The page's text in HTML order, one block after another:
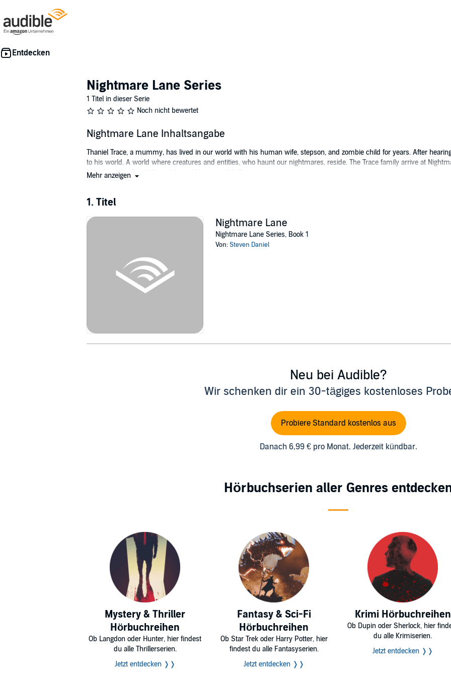
Nightmare Lane Series
1 Titel in dieser Serie
Noch nicht bewertet
Nightmare Lane Inhaltsangabe
Thaniel Trace, a mummy, has lived in our world with his human wife, stepson, and zombie child for years. After
to his world. A world where creatures and entities, who haunt our nightmares, reside. The Trace family arrive at
neighbors like Frank Stein, Alucard Vamp, and G. Reaper.
Mehr anzeigen
1. Titel
Nightmare Lane
Nightmare Lane Series, Book 1
Von:Steven Daniel
Neu bei Audible?
Wir schenken dir ein 30-tägiges kostenloses
Probiere Standard kostenlos aus
Danach 6,99 € pro Monat. Jederzeit kündbar.
Hörbuchserien aller Genres
Mystery & Thriller
Hörbuchreihen
Ob Langdon oder Hunter, hier findest
du alle Thrillerserien.
Jetzt entdecken ❭❭
Fantasy & Sci-Fi
Hörbuchreihen
Ob Star Trek oder Harry Potter, hier
findest du alle Fantasyserien.
Jetzt entdecken ❭❭
Krimi Hörbuchreihen
Ob Dupin oder Sherlock, hier
du alle Krimiserien.
Jetzt entdecken ❭❭